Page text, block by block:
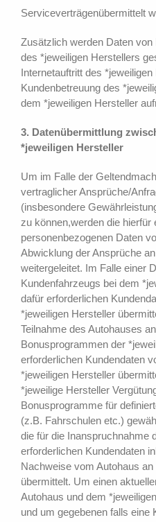
Serviceverträgenübermittelt
Zusätzlich werden Daten
des *jeweiligen Herstellers
Internetauftritt des
Kundenbetreuung des
dem *jeweiligen Hersteller
3. Datenübermittlung
*jeweiligen Hersteller
Um im Falle der
vertraglicher Ansprüche/
(insbesondere
zu können,werden die hierfür
personenbezogenen Daten
Abwicklung der Ansprüche
weitergeleitet. Im Falle einer
Kundenfahrzeugs bei dem
dafür erforderlichen
*jeweiligen Hersteller
Teilnahme des Autohauses
Bonusprogrammen der
erforderlichen Kundendaten
*jeweiligen Hersteller
*jeweilige Hersteller
Bonusprogramme für
(z.B. Fahrschulen etc.)
die für die Inanspruchnahme
erforderlichen Kundendaten
Nachweise vom Autohaus
übermittelt. Um einen
Autohaus und dem
und um gegebenen falls eine